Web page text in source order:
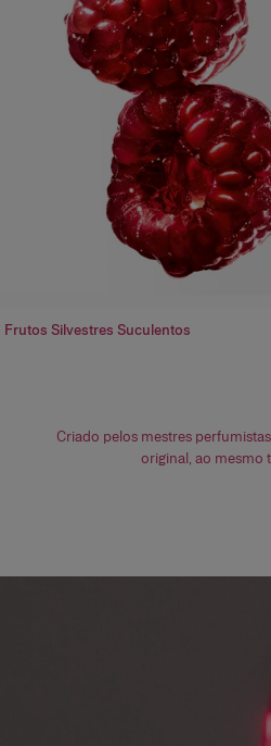
Frutos Silvestres Suculentos
Criado pelos mestres
original, ao mesmo